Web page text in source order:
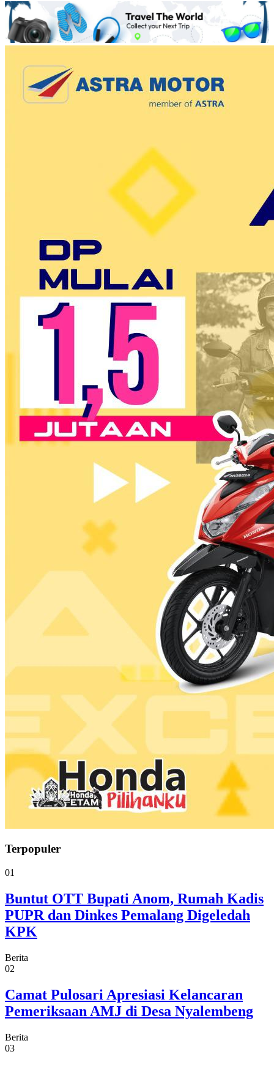
Terpopuler
01
Buntut OTT Bupati Anom, Rumah Kadis
PUPR dan Dinkes Pemalang Digeledah
KPK
Berita
02
Camat Pulosari Apresiasi Kelancaran
Pemeriksaan AMJ di Desa Nyalembeng
Berita
03